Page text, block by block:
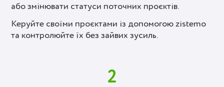
або змінювати статуси поточних проєктів.
Керуйте своїми проєктами із допомогою zistemo
та контролюйте їх без зайвих зусиль.
2